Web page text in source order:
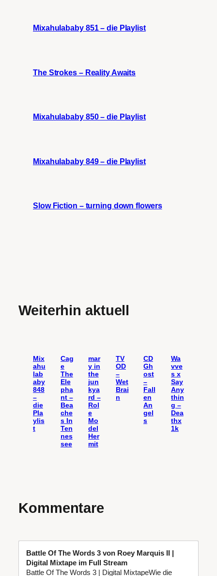
Mixahulababy 851 – die Playlist
The Strokes – Reality Awaits
Mixahulababy 850 – die Playlist
Mixahulababy 849 – die Playlist
Slow Fiction – turning down flowers
Weiterhin aktuell
Mix
ahu
lab
aby
848
–
die
Pla
ylis
t
Cag
e
The
Ele
pha
nt –
Bea
che
s In
Ten
nes
see
mar
y in
the
jun
kya
rd –
Rol
e
Mo
del
Her
mit
TV
OD
–
Wet
Brai
n
CD
Gh
ost
–
Fall
en
An
gel
s
Wa
vve
s x
Say
Any
thin
g –
Dea
thx
1k
Kommentare
Battle Of The Words 3 von Roey Marquis II |
Digital Mixtape im Full Stream
Battle Of The Words 3 | Digital MixtapeWie die